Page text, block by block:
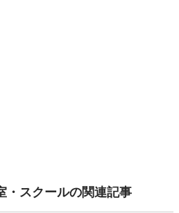
・スクールの関連記事